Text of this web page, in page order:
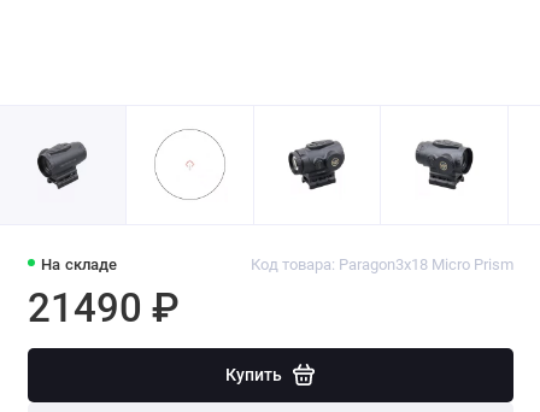
На складе Код товара: Paragon3x18 Micro Prism
21490 ₽
Купить